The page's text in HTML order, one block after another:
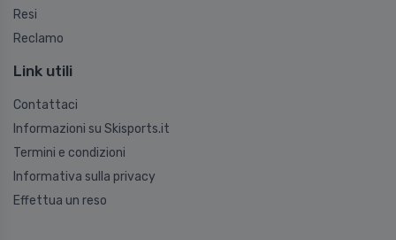
Resi
Reclamo
Link utili
Contattaci
Informazioni su Skisports.it
Termini e condizioni
Informativa sulla privacy
Effettua un reso